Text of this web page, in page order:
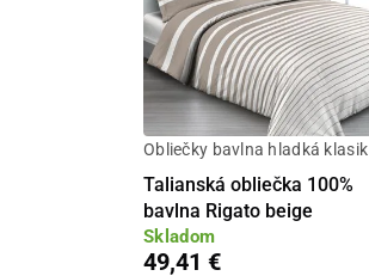
Obliečky bavlna hladká klasik
Talianská obliečka 100%
bavlna Rigato beige
Skladom
49,41 €